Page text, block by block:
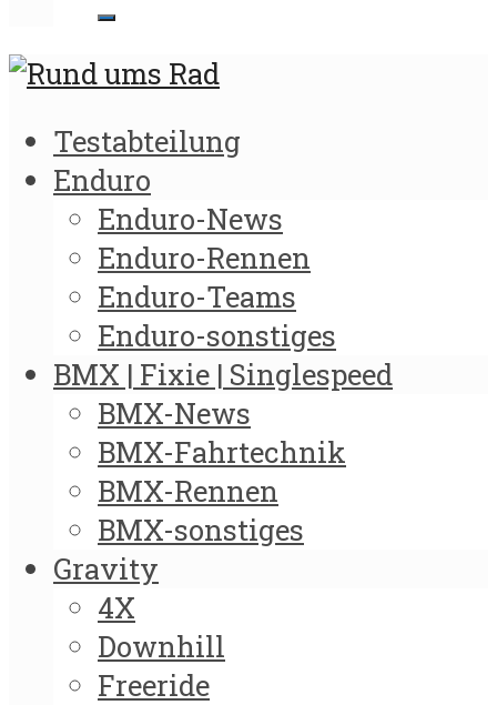
Testabteilung
Enduro
Enduro-News
Enduro-Rennen
Enduro-Teams
Enduro-sonstiges
BMX | Fixie | Singlespeed
BMX-News
BMX-Fahrtechnik
BMX-Rennen
BMX-sonstiges
Gravity
4X
Downhill
Freeride